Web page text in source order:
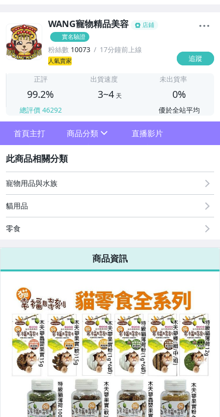
WANG寵物精品美容
店鋪
實名驗證
粉絲數 10073 17分鐘前上線
人氣賣家 追蹤
正評
99.2%
總評價 46292
出貨速度
3~4 天
未出貨率
0%
優於全站平均
首頁主打 商品分類
💥限時6折起特賣💥
貓仔♥玩具
🐱貓狗🐶｜分裝區
🥇寵物智能APP推薦
✨低磷罐✨腎貓罐、泌尿道貓罐、糖尿病貓罐
貓｜飼料
貓｜肉泥/零食
直播影片
寵物用品與水族
貓用品
零食
商品資訊